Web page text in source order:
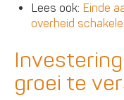
Lees ook: Einde
overheid
groei te